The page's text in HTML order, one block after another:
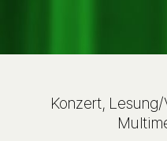
Konzert,